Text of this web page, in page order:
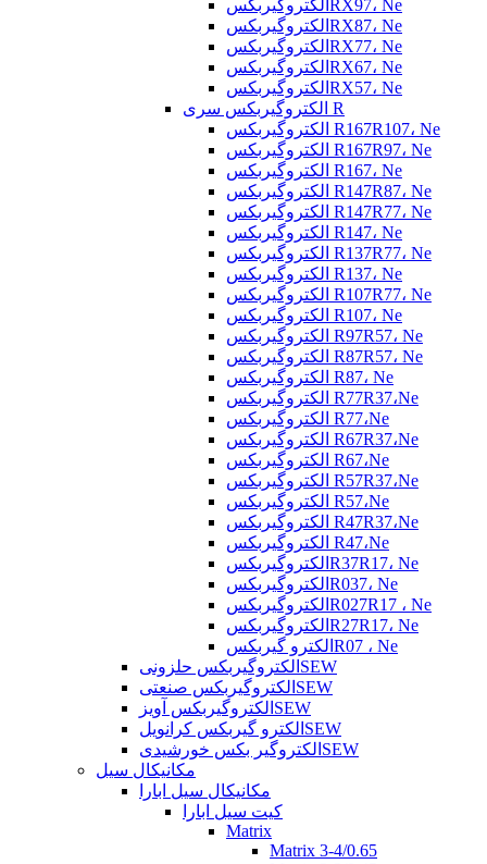
الکتروگیربکسRX97، Ne
الکتروگیربکسRX87، Ne
الکتروگیربکسRX77، Ne
الکتروگیربکسRX67، Ne
الکتروگیربکسRX57، Ne
الکتروگیربکس سری R
الکتروگیربکس R167R107، Ne
الکتروگیربکس R167R97، Ne
الکتروگیربکس R167، Ne
الکتروگیربکس R147R87، Ne
الکتروگیربکس R147R77، Ne
الکتروگیربکس R147، Ne
الکتروگیربکس R137R77، Ne
الکتروگیربکس R137، Ne
الکتروگیربکس R107R77، Ne
الکتروگیربکس R107، Ne
الکتروگیربکس R97R57، Ne
الکتروگیربکس R87R57، Ne
الکتروگیربکس R87، Ne
الکتروگیربکس R77R37،Ne
الکتروگیربکس R77،Ne
الکتروگیربکس R67R37،Ne
الکتروگیربکس R67،Ne
الکتروگیربکس R57R37،Ne
الکتروگیربکس R57،Ne
الکتروگیربکس R47R37،Ne
الکتروگیربکس R47،Ne
الکتروگیربکسR37R17، Ne
الکتروگیربکسR037، Ne
الکتروگیربکسR027R17 ، Ne
الکتروگیربکسR27R17، Ne
الکترو گیربکسR07 ، Ne
الکتروگیربکس حلزونیSEW
الکتروگیربکس صنعتیSEW
الکتروگیربکس آویزSEW
الکترو گیربکس کرانویلSEW
الکتروگیر بکس خورشیدیSEW
مکانیکال سیل
مکانیکال سیل ابارا
کیت سیل ابارا
Matrix
Matrix 3-4/0.65